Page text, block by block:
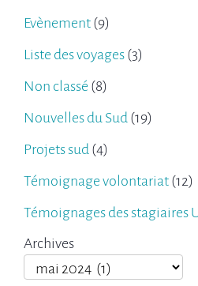
Evènement (9)
Liste des voyages (3)
Non classé (8)
Nouvelles du Sud (19)
Projets sud (4)
Témoignage volontariat (12)
Témoignages des stagiaires
Archives